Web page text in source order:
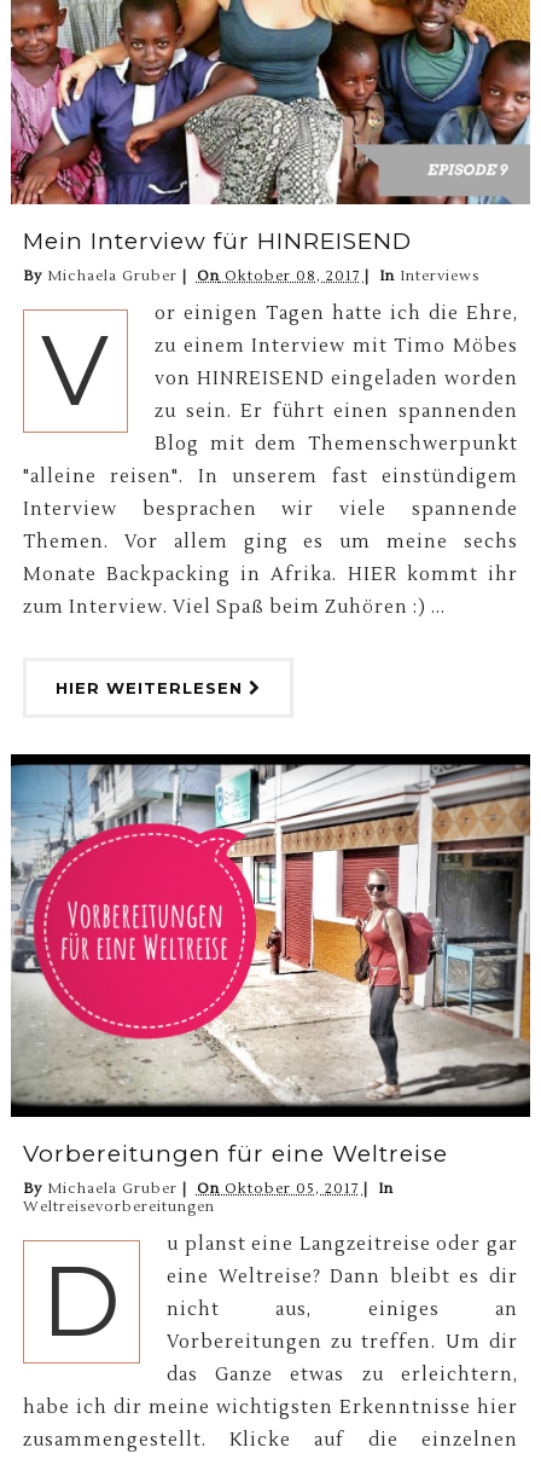
Mein Interview für HINREISEND
By Michaela Gruber OnOktober 08, 2017 In Interviews
V
or einigen Tagen hatte ich die Ehre,
zu einem Interview mit Timo Möbes
von HINREISEND eingeladen worden
zu sein. Er führt einen spannenden
Blog mit dem Themenschwerpunkt
"alleine reisen". In unserem fast einstündigem
Interview besprachen wir viele spannende
Themen. Vor allem ging es um meine sechs
Monate Backpacking in Afrika. HIER kommt ihr
zum Interview. Viel Spaß beim Zuhören :) ...
HIER WEITERLESEN
Vorbereitungen für eine Weltreise
By Michaela Gruber OnOktober 05, 2017
In
Weltreisevorbereitungen
D
u planst eine Langzeitreise oder gar
eine Weltreise? Dann bleibt es dir
nicht aus, einiges an
Vorbereitungen zu treffen. Um dir
das Ganze etwas zu erleichtern,
habe ich dir meine wichtigsten Erkenntnisse hier
zusammengestellt. Klicke auf die einzelnen